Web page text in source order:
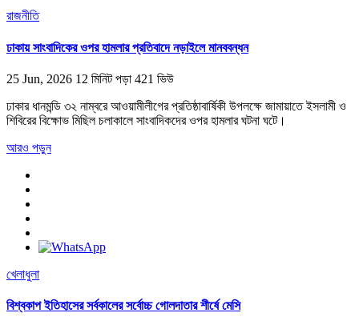
রাজনীতি
ঢাকায় সাংবাদিকের ওপর হামলার প্রতিবাদে নড়াইলে মানববন্ধন
25 Jun, 2026 12 মিনিট পড়া 421 ভিউ
ঢাকার ধানমন্ডি ৩২ নাম্বরে আওয়ামীলীগের প্রতিষ্ঠাবার্ষিকী উপলক্ষে জামায়াতে ইসলামী ও
শিবিরের বিক্ষোভ মিছিল চলাকালে সাংবাদিকদের ওপর হামলার ঘটনা ঘটে।
আরও পড়ুন
খেলাধুলা
বিশ্বকাপ ইতিহাসের সর্বকালের সর্বোচ্চ গোলদাতার শীর্ষে মেসি